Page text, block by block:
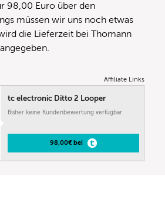
98,00 Euro über den
müssen wir uns noch etwas
die Lieferzeit bei Thomann
Affiliate Links
tc electronic Ditto 2 Looper
Bisher keine Kundenbewertung verfügbar
98,00€ bei